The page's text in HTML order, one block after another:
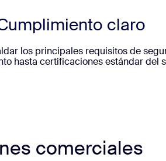
claro
los principales requisitos de
hasta certificaciones estándar del
comerciales